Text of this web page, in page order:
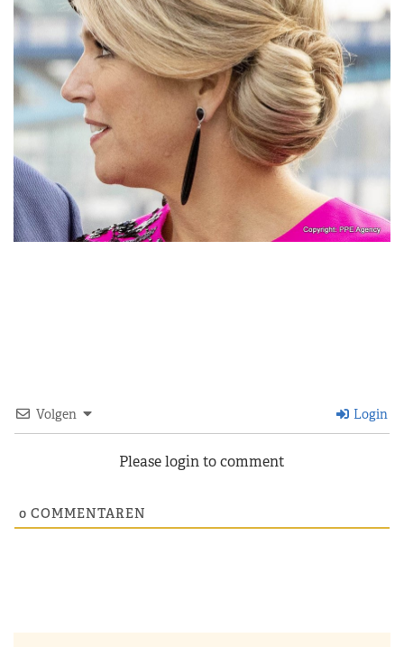
Volgen Login
Please login to comment
0 COMMENTAREN